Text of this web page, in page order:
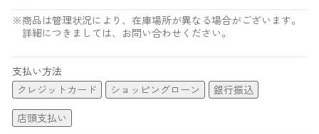
※商品は管理状況により、在庫場所が異なる場合がございます。
詳細につきましては、お問い合わせください。
支払い方法
クレジットカード
ショッピングローン
銀行振込
店頭支払い